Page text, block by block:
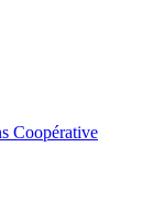
Coopérative